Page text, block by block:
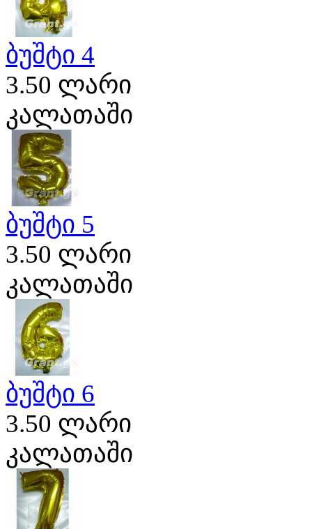
ბუშტი 4
3.50 ლარი
კალათაში
ბუშტი 5
3.50 ლარი
კალათაში
ბუშტი 6
3.50 ლარი
კალათაში